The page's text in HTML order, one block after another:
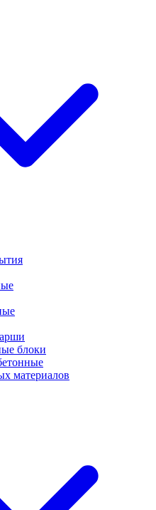
блоки
материалов